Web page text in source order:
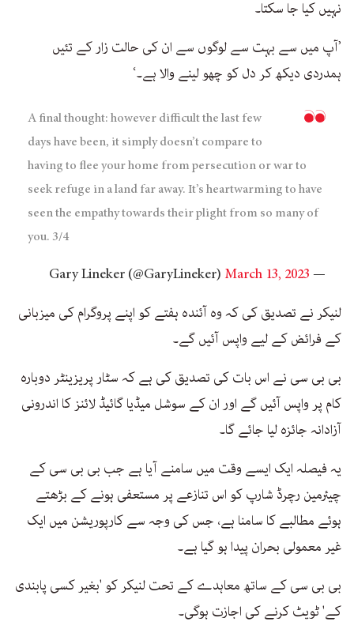
نہیں کیا جا سکتا۔
’آپ میں سے بہت سے لوگوں سے ان کی حالت زار کے تئیں
ہمدردی دیکھ کر دل کو چھو لینے والا ہے۔‘
A final thought: however difficult the last few
days have been, it simply doesn’t compare to
having to flee your home from persecution or war to
seek refuge in a land far away. It’s heartwarming to have
seen the empathy towards their plight from so many of
you. 3/4
— Gary Lineker (@GaryLineker)
March 13, 2023
لنیکر نے تصدیق کی کہ وہ آئندہ ہفتے کو اپنے پروگرام کی میزبانی
کے فرائض کے لیے واپس آئیں گے۔
بی بی سی نے اس بات کی تصدیق کی ہے کہ سٹار پریزینٹر دوبارہ
کام پر واپس آئیں گے اور ان کے سوشل میڈیا گائیڈ لائنز کا اندرونی
آزادانہ جائزہ لیا جائے گا۔
یہ فیصلہ ایک ایسے وقت میں سامنے آیا ہے جب بی بی سی کے
چیئرمین رچرڈ شارپ کو اس تنازعے پر مستعفی ہونے کے بڑھتے
ہوئے مطالبے کا سامنا ہے، جس کی وجہ سے کارپوریشن میں ایک
غیر معمولی بحران پیدا ہو گیا ہے۔
بی بی سی کے ساتھ معاہدے کے تحت لنیکر کو 'بغیر کسی پابندی
کے' ٹویٹ کرنے کی اجازت ہوگی۔